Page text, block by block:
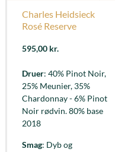
Charles Heidsieck
Rosé Reserve
595,00 kr.
Druer: 40% Pinot Noir,
25% Meunier, 35%
Chardonnay - 6% Pinot
Noir rødvin. 80% base
2018
Smag: Dyb og